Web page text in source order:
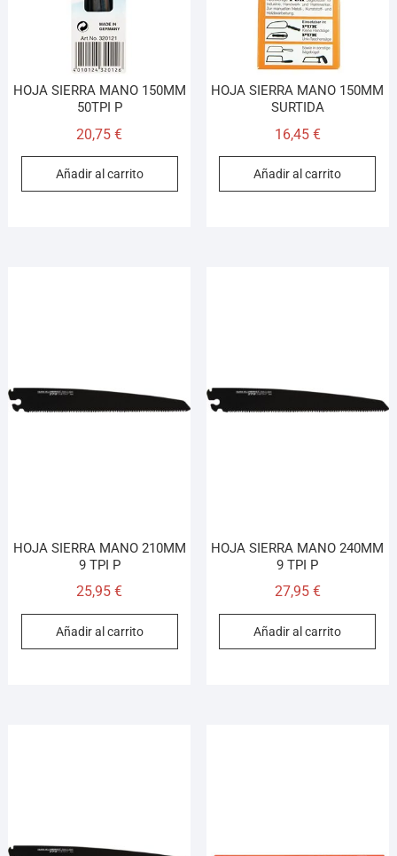
HOJA SIERRA MANO 150MM
50TPI P
20,75€
Añadir al carrito
HOJA SIERRA MANO 150MM
SURTIDA
16,45 €
Añadir al carrito
HOJA SIERRA MANO 210MM
9 TPI P
25,95€
Añadir al carrito
HOJA SIERRA MANO 240MM
9 TPI P
27,95 €
Añadir al carrito